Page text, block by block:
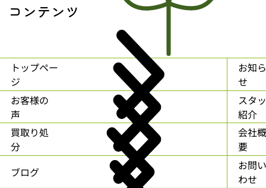
コンテンツ
トップペー
ジ
お知ら
せ
お客様の
声
スタ
紹介
買取り処
分
会社概
要
ブログ
お問
わせ